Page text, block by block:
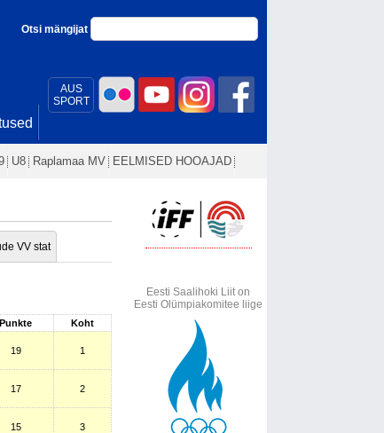
AUS
SPORT
Otsi mängijat
U8 Raplamaa MV EELMISED HOOAJAD
VV stat
Punkte Koht
19 1
17 2
15 3
Eesti Saalihoki Liit on
Eesti Olümpiakomitee liige